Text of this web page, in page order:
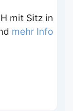
mit Sitz in
mehr Info